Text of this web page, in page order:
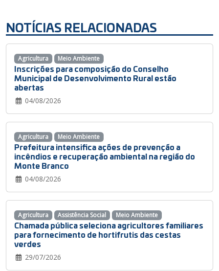
NOTÍCIAS RELACIONADAS
Inscrições para composição do Conselho
Municipal de Desenvolvimento Rural estão
abertas
04/08/2026
Agricultura Meio Ambiente
Prefeitura intensifica ações de prevenção a
incêndios e recuperação ambiental na região do
Monte Branco
04/08/2026
Agricultura Meio Ambiente
Chamada pública seleciona agricultores familiares
para fornecimento de hortifrutis das cestas
verdes
29/07/2026
Agricultura Assistência Social Meio Ambiente